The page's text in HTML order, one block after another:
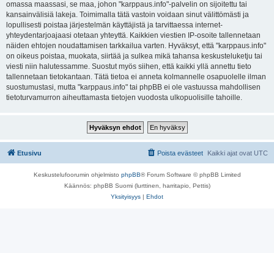
omassa maassasi, se maa, johon "karppaus.info"-palvelin on sijoitettu tai
kansainvälisiä lakeja. Toimimalla tätä vastoin voidaan sinut välittömästi ja
lopullisesti poistaa järjestelmän käyttäjistä ja tarvittaessa internet-
yhteydentarjoajaasi otetaan yhteyttä. Kaikkien viestien IP-osoite tallennetaan
näiden ehtojen noudattamisen tarkkailua varten. Hyväksyt, että "karppaus.info"
on oikeus poistaa, muokata, siirtää ja sulkea mikä tahansa keskusteluketju tai
viesti niin halutessamme. Suostut myös siihen, että kaikki yllä annettu tieto
tallennetaan tietokantaan. Tätä tietoa ei anneta kolmannelle osapuolelle ilman
suostumustasi, mutta "karppaus.info" tai phpBB ei ole vastuussa mahdollisen
tietoturvamurron aiheuttamasta tietojen vuodosta ulkopuolisille tahoille.
Etusivu Kaikki ajat ovat UTC
Poista evästeet
Keskustelufoorumin ohjelmisto phpBB® Forum Software © phpBB Limited
Käännös: phpBB Suomi (lurttinen, harritapio, Pettis)
Yksityisyys | Ehdot